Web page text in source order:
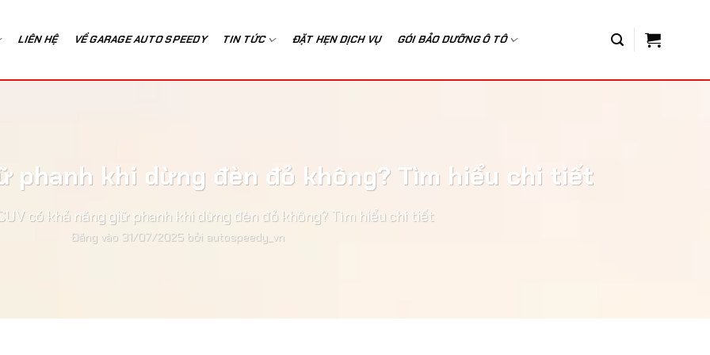
LIÊN HỆ VỀ GARAGE AUTO SPEEDY TIN TỨC ĐẶT HẸN DỊCH VỤ GÓI BẢO DƯỠNG Ô TÔ
phanh khi dừng đèn đỏ không? Tìm hiểu chi tiết
có khả năng giữ phanh khi dừng đèn đỏ không? Tìm hiểu chi tiết
Đăng vào 31/07/2025 bởi autospeedy_vn